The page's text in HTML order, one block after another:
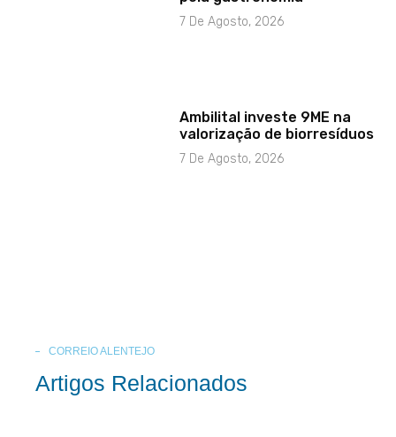
7 De Agosto, 2026
Ambilital investe 9ME na
valorização de biorresíduos
7 De Agosto, 2026
CORREIO ALENTEJO
Artigos Relacionados